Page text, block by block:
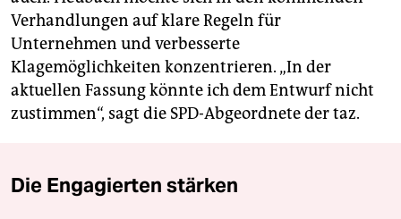
Verhandlungen auf klare Regeln für
Unternehmen und verbesserte
Klagemöglichkeiten konzentrieren. „In der
aktuellen Fassung könnte ich dem Entwurf nicht
zustimmen“, sagt die SPD-Abgeordnete der taz.
Die Engagierten stärken